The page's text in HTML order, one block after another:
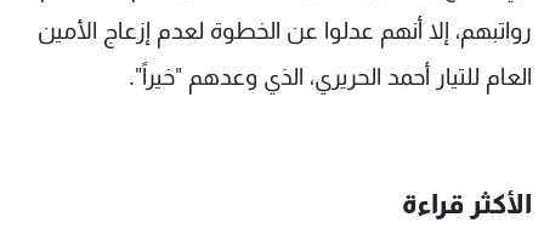
رواتبهم، إلا أنهم عدلوا عن الخطوة لعدم إزعاج الأمين
العام للتيار أحمد الحريري، الذي وعدهم "خيراً".
الأكثر قراءة